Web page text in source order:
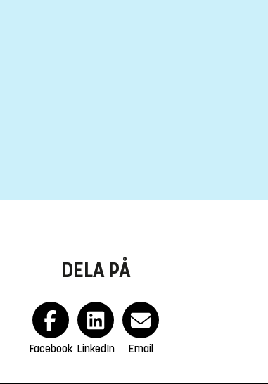
DELA PÅ
Facebook LinkedIn Email